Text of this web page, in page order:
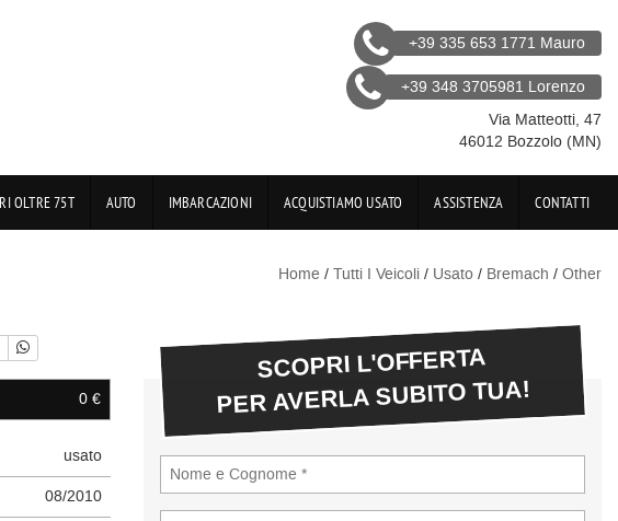
+39 335 653 1771 Mauro
+39 348 3705981 Lorenzo
Via Matteotti, 47
46012 Bozzolo (MN)
OLTRE 75T AUTO IMBARCAZIONI ACQUISTIAMO USATO ASSISTENZA CONTATTI
Home / Tutti I Veicoli / Usato / Bremach / Other
0 €
usato
08/2010
SCOPRI L'OFFERTA
PER AVERLA SUBITO TUA!